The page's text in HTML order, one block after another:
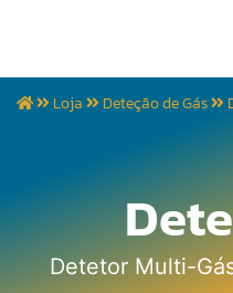
Loja Deteção de Gás
Detetor Multi-